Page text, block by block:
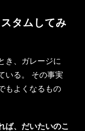
タムしてみ
き、ガレージに
いる。 その事実
もよくなるもの
ば、だいたいのこ